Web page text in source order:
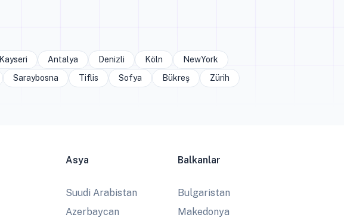
Kayseri Antalya Denizli Köln
NewYork
Saraybosna Tiflis Sofya Bükreş Zürih
Asya
Suudi Arabistan
Azerbaycan
Balkanlar
Bulgaristan
Makedonya